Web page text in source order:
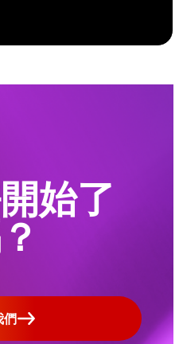
始了
們